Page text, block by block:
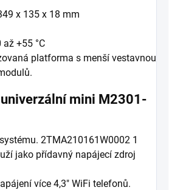
x 135 x 18 mm
+55 °C
platforma s menší vestavnou
mini M2301-
2TMA210161W0002 1
jako přídavný napájecí zdroj
více 4,3" WiFi telefonů.